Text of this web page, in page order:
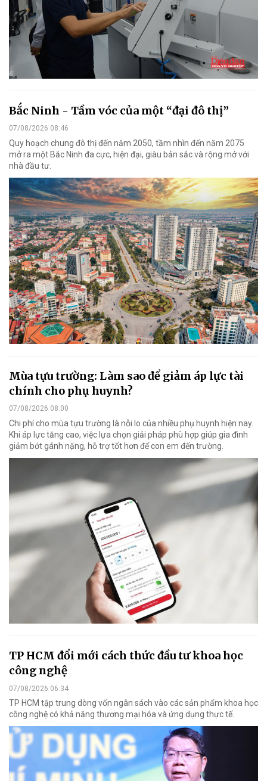
Bắc Ninh - Tầm vóc của một “đại đô thị”
07/08/2026 08:46
Quy hoạch chung đô thị đến năm 2050, tầm nhìn đến năm 2075
mở ra một Bắc Ninh đa cực, hiện đại, giàu bản sắc và rộng mở với
nhà đầu tư.
Mùa tựu trường: Làm sao để giảm áp lực tài
chính cho phụ huynh?
07/08/2026 08:00
Chi phí cho mùa tựu trường là nỗi lo của nhiều phụ huynh hiện nay.
Khi áp lực tăng cao, việc lựa chọn giải pháp phù hợp giúp gia đình
giảm bớt gánh nặng, hỗ trợ tốt hơn để con em đến trường.
TP HCM đổi mới cách thức đầu tư khoa học
công nghệ
07/08/2026 06:34
TP HCM tập trung dòng vốn ngân sách vào các sản phẩm khoa học
công nghệ có khả năng thương mại hóa và ứng dụng thực tế.